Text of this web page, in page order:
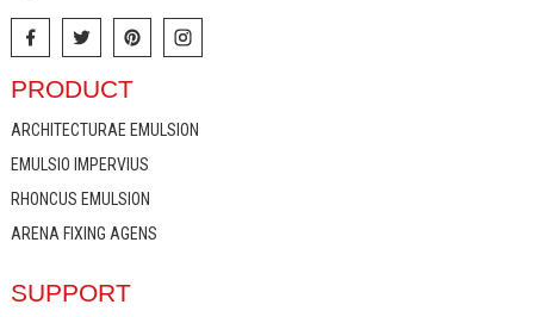
PRODUCT
ARCHITECTURAE EMULSION
EMULSIO IMPERVIUS
RHONCUS EMULSION
ARENA FIXING AGENS
SUPPORT